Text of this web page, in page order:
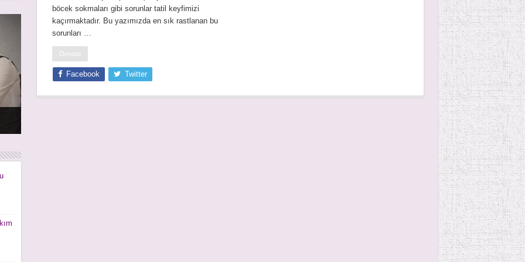
böcek sokmaları gibi sorunlar tatil keyfimizi
kaçırmaktadır. Bu yazımızda en sık rastlanan bu
sorunları …
Devamı
Facebook Twitter